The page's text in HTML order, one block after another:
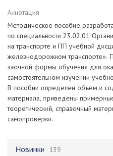
Новинки 139
Аннотация
Методическое пособие
по специальности 23.02.01
на транспорте и ПП учебной
железнодорожном транспорте».
заочной формы обучения для
самостоятельном изучении
В пособии определен объем и
материала, приведены
теоретический, справочный
самопроверки.